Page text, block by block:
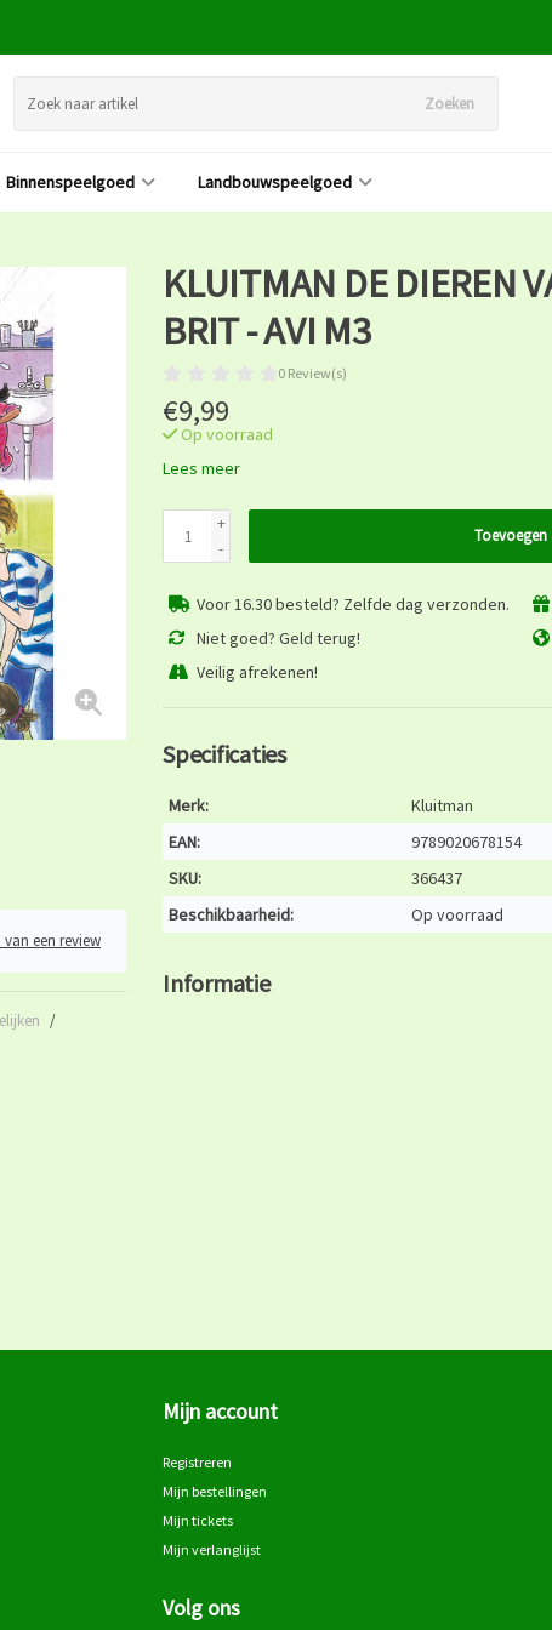
Zoeken
Binnenspeelgoed Landbouwspeelgoed
een review
/
KLUITMAN DE DIEREN
BRIT - AVI M3
0 Review(s)
€9,99
Op voorraad
Lees meer
+
-
Voor 16.30 besteld? Zelfde dag verzonden.
Niet goed? Geld terug!
Veilig afrekenen!
Specificaties
Merk:
Kluitman
EAN:
9789020678154
SKU:
366437
Beschikbaarheid:
Op voorraad
Informatie
Mijn account
Registreren
Mijn bestellingen
Mijn tickets
Mijn verlanglijst
Volg ons